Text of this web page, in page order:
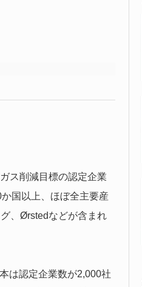
ス削減目標の認定企業
国以上、ほぼ全主要産
、Ørstedなどが含まれ
は認定企業数が2,000社